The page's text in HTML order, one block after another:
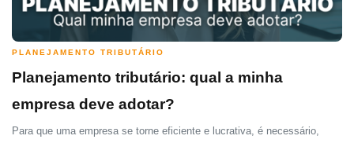
PLANEJAMENTO TRIBUTÁRIO
Planejamento tributário: qual a minha
empresa deve adotar?
Para que uma empresa se torne eficiente e lucrativa, é necessário,